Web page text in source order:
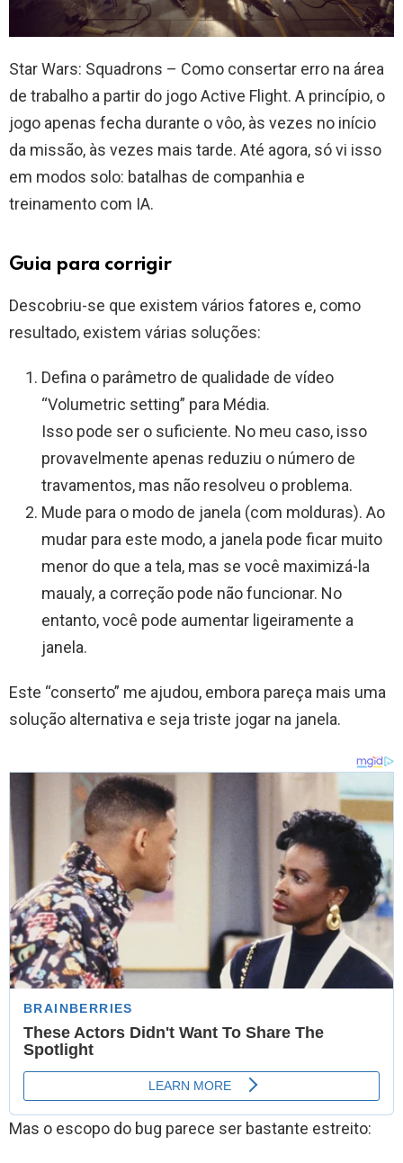
Star Wars: Squadrons – Como consertar erro na área
de trabalho a partir do jogo Active Flight. A princípio, o
jogo apenas fecha durante o vôo, às vezes no início
da missão, às vezes mais tarde. Até agora, só vi isso
em modos solo: batalhas de companhia e
treinamento com IA.
Guia para corrigir
Descobriu-se que existem vários fatores e, como
resultado, existem várias soluções:
Defina o parâmetro de qualidade de vídeo
“Volumetric setting” ​​para Média.
Isso pode ser o suficiente. No meu caso, isso
provavelmente apenas reduziu o número de
travamentos, mas não resolveu o problema.
Mude para o modo de janela (com molduras). Ao
mudar para este modo, a janela pode ficar muito
menor do que a tela, mas se você maximizá-la
maualy, a correção pode não funcionar. No
entanto, você pode aumentar ligeiramente a
janela.
Este “conserto” me ajudou, embora pareça mais uma
solução alternativa e seja triste jogar na janela.
Mas o escopo do bug parece ser bastante estreito: